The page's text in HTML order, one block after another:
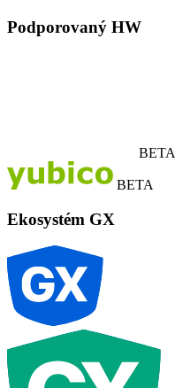
Podporovaný HW
BETA
BETA
Ekosystém GX
GX